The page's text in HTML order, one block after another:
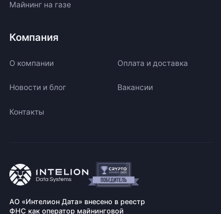
Майнинг на газе
Компания
О компании Оплата и доставка
Новости и блог Вакансии
Контакты
АО «Интелион Дата» внесено в реестр
ФНС как оператор майнинговой